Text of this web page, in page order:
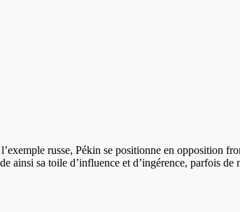
russe, Pékin se positionne en opposition
sa toile d’influence et d’ingérence, parfois de